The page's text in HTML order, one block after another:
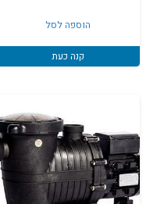
הוספה לסל
קנה כעת